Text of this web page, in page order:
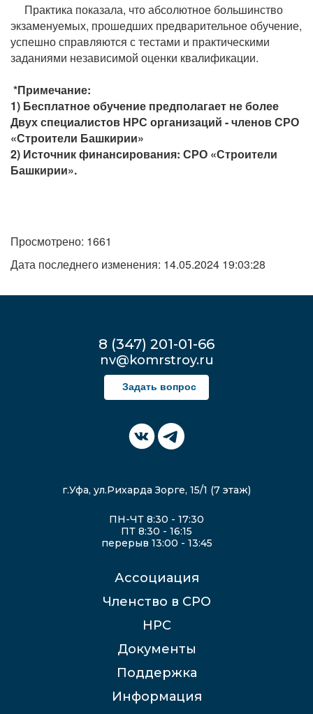
Практика показала, что абсолютное большинство
экзаменуемых, прошедших предварительное обучение,
успешно справляются с тестами и практическими
заданиями независимой оценки квалификации.
*Примечание:
1) Бесплатное обучение предполагает не более
Двух специалистов НРС организаций - членов СРО
«Строители Башкирии»
2) Источник финансирования: СРО «Строители
Башкирии».
Просмотрено: 1661
Дата последнего изменения: 14.05.2024 19:03:28
8 (347) 201-01-66
nv@komrstroy.ru
Задать вопрос
г.Уфа, ул.Рихарда Зорге, 15/1 (7 этаж)
ПН-ЧТ 8:30 - 17:30
ПТ 8:30 - 16:15
перерыв 13:00 - 13:45
Ассоциация
Членство в СРО
НРС
Документы
Поддержка
Информация